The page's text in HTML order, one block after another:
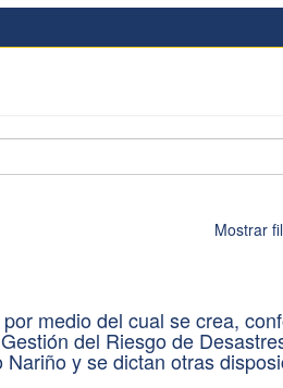
Mostrar
medio del cual se crea,
del Riesgo de
y se dictan otras